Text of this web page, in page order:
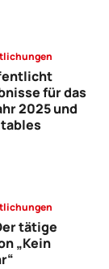
für das
2025 und
tätige
„Kein